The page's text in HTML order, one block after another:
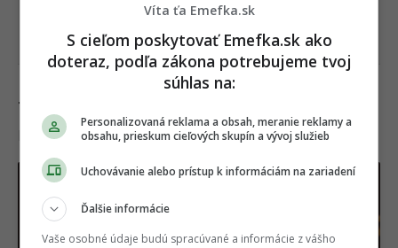
12. Zasuň po sebe stoličku
Drobné gesto, veľký efekt.
Víta ťa Emefka.sk
S cieľom poskytovať Emefka.sk ako
doteraz, podľa zákona potrebujeme tvoj
súhlas na:
Personalizovaná reklama a obsah, meranie reklamy a
obsahu, prieskum cieľových skupín a vývoj služieb
Uchovávanie alebo prístup k informáciám na zariadení
Ďalšie informácie
Vaše osobné údaje budú spracúvané a informácie z vášho